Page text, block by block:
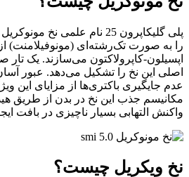
پلی گلیکاپرون 25 نام علمی
را به صورت تک‌رشته‌ای (مونوفیلامنت) از
اپسیلون-کاپرولاکتون می‌سازند. یک تار
اصلی این نخ را تشکیل می‌دهد. عبور
عدم جایگیری باکتری‌ها از مزایای این
مکانیسم جذب این نخ در بدن از طریق
واکنش التهابی بسیار ناچیزی در بافت
نخ ویکریل چیست؟